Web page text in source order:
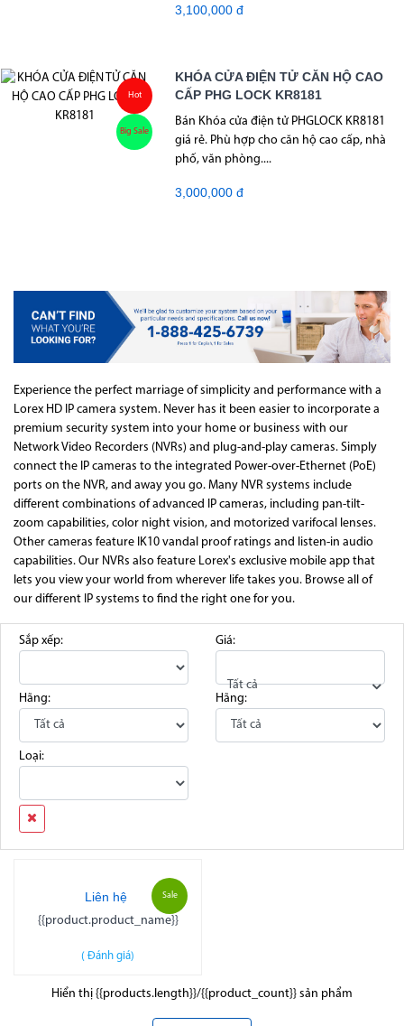
3,100,000 đ
Hot
Big Sale
KHÓA CỬA ĐIỆN TỬ CĂN HỘ CAO
CẤP PHG LOCK KR8181
Bán Khóa cửa điện tử PHGLOCK KR8181
giá rẻ. Phù hợp cho căn hộ cao cấp, nhà
phố, văn phòng....
3,000,000 đ
Experience the perfect marriage of simplicity and performance with a
Lorex HD IP camera system. Never has it been easier to incorporate a
premium security system into your home or business with our
Network Video Recorders (NVRs) and plug-and-play cameras. Simply
connect the IP cameras to the integrated Power-over-Ethernet (PoE)
ports on the NVR, and away you go. Many NVR systems include
different combinations of advanced IP cameras, including pan-tilt-
zoom capabilities, color night vision, and motorized varifocal lenses.
Other cameras feature IK10 vandal proof ratings and listen-in audio
capabilities. Our NVRs also feature Lorex's exclusive mobile app that
lets you view your world from wherever life takes you. Browse all of
our different IP systems to find the right one for you.
Sắp xếp: Giá:
Tất cả
Hãng:
Hãng:
Loại:
Sale
Liên hệ
{{product.product_name}}
( Đánh giá)
Hiển thị {{products.length}}/{{product_count}} sản phẩm